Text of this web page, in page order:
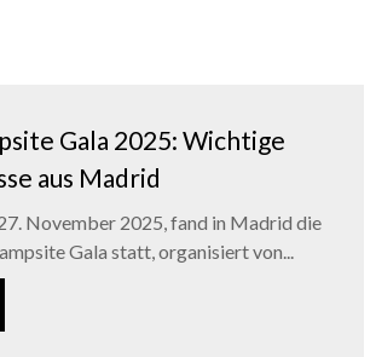
Gala 2025: Wichtige
aus Madrid
November 2025, fand in Madrid die
Gala statt, organisiert von...